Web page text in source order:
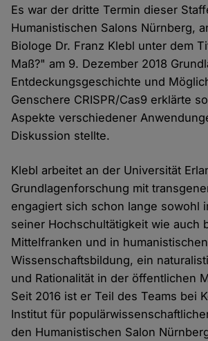
Es war der dritte Termin dieser
Humanistischen Salons Nürnberg,
Biologe Dr. Franz Klebl unter dem
Maß?" am 9. Dezember 2018
Entdeckungsgeschichte und
Genschere CRISPR/Cas9 erklärte
Aspekte verschiedener
Diskussion stellte.
Klebl arbeitet an der Universität
Grundlagenforschung mit
engagiert sich schon lange sowohl
seiner Hochschultätigkeit wie auch
Mittelfranken und in
Wissenschaftsbildung, ein
und Rationalität in der öffentlichen
Seit 2016 ist er Teil des Teams bei
Institut für
den Humanistischen Salon